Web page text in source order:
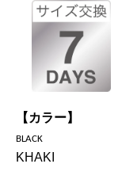
【カラー】
BLACK
KHAKI